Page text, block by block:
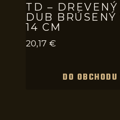
TD –
DUB BRÚSENÝ
14 CM
20,17 €
DO